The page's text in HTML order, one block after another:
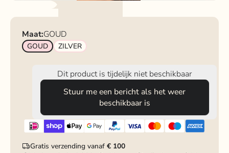
Maat:GOUD
GOUD ZILVER
Dit product is tijdelijk niet beschikbaar
Stuur me een bericht als het weer
beschikbaar is
Gratis verzending vanaf€ 100